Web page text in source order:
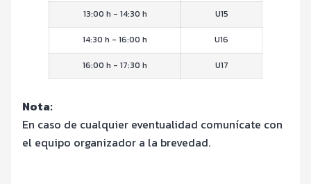
13:00 h - 14:30 h U15
14:30 h - 16:00 h U16
16:00 h - 17:30 h U17
Nota:
En caso de cualquier eventualidad comunícate con
el equipo organizador a la brevedad.